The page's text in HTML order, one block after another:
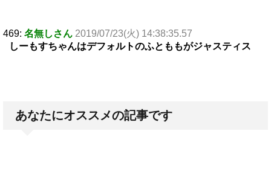
469: 名無しさん 2019/07/23(火) 14:38:35.57
しーもすちゃんはデフォルトのふとももがジャスティス
あなたにオススメの記事です